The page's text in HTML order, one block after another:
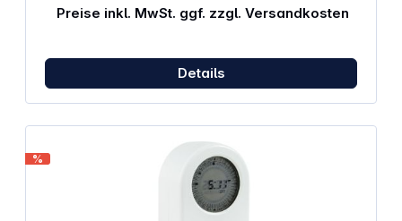
Preise inkl. MwSt. ggf. zzgl. Versandkosten
Details
%